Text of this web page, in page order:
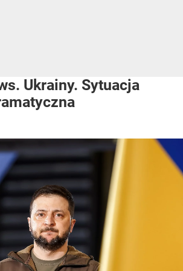
Ukrainy. Sytuacja